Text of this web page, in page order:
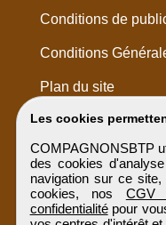
Les cookies
COMPAGNONSBTP
des cookies
navigation sur ce
cookies, nos CGV
confidentialitépour
Conditions de
Conditions
Plan du site